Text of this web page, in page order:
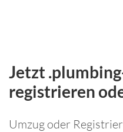
Jetzt
registrieren
Umzug oder